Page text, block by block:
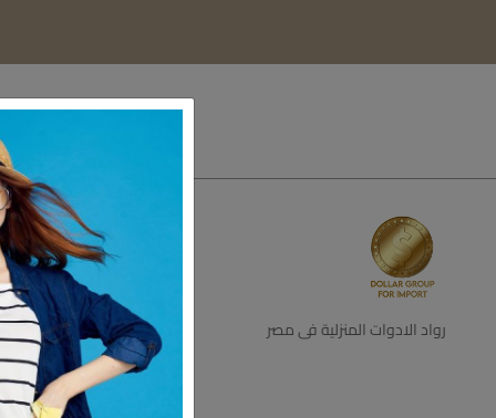
رواد الادوات المنزلية فى مصر
تسوق
رفايع
ديكور
اجهزه كهرباية
التخزين
اطباق